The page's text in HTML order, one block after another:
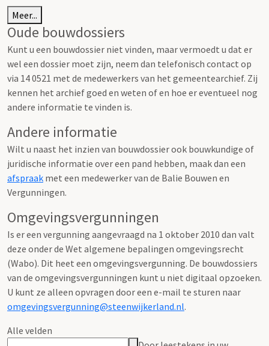
Meer...
Oude bouwdossiers
Kunt u een bouwdossier niet vinden, maar vermoedt u dat er
wel een dossier moet zijn, neem dan telefonisch contact op
via 14 0521 met de medewerkers van het gemeentearchief. Zij
kennen het archief goed en weten of en hoe er eventueel nog
andere informatie te vinden is.
Andere informatie
Wilt u naast het inzien van bouwdossier ook bouwkundige of
juridische informatie over een pand hebben, maak dan een
afspraak met een medewerker van de Balie Bouwen en
Vergunningen.
Omgevingsvergunningen
Is er een vergunning aangevraagd na 1 oktober 2010 dan valt
deze onder de Wet algemene bepalingen omgevingsrecht
(Wabo). Dit heet een omgevingsvergunning. De bouwdossiers
van de omgevingsvergunningen kunt u niet digitaal opzoeken.
U kunt ze alleen opvragen door een e-mail te sturen naar
omgevingsvergunning@steenwijkerland.nl.
Alle velden